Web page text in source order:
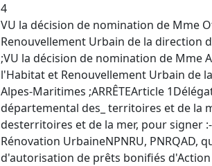
4
VU la décision de nomination de Mme
Renouvellement Urbain de la direction
;VU la décision de nomination de Mme
l'Habitat et Renouvellement Urbain de
Alpes-Maritimes ;ARRÊTEArticle
départemental des_ territoires et de la
desterritoires et de la mer, pour signer
Rénovation UrbaineNPNRU,
d'autorisation de prêts bonifiés